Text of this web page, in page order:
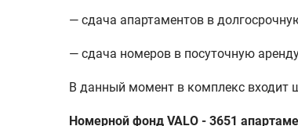
— сдача апартаментов в
— сдача номеров в посуточную
В данный момент в комплекс входит
Номерной фонд VALO - 3651